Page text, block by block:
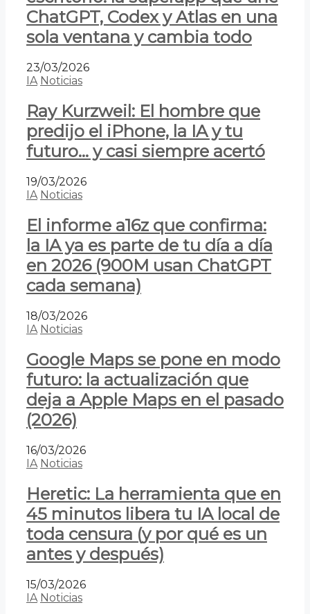
ChatGPT, Codex y Atlas en una
sola ventana y cambia todo
23/03/2026
IA Noticias
Ray Kurzweil: El hombre que
predijo el iPhone, la IA y tu
futuro… y casi siempre acertó
19/03/2026
IA Noticias
El informe a16z que confirma:
la IA ya es parte de tu día a día
en 2026 (900M usan ChatGPT
cada semana)
18/03/2026
IA Noticias
Google Maps se pone en modo
futuro: la actualización que
deja a Apple Maps en el pasado
(2026)
16/03/2026
IA Noticias
Heretic: La herramienta que en
45 minutos libera tu IA local de
toda censura (y por qué es un
antes y después)
15/03/2026
IA Noticias